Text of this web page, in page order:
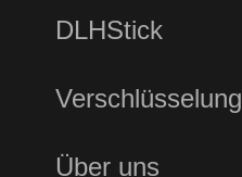
DLHStick
Verschlüsselung
Über uns